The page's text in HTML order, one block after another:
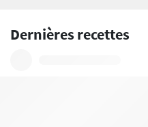
Dernières recettes